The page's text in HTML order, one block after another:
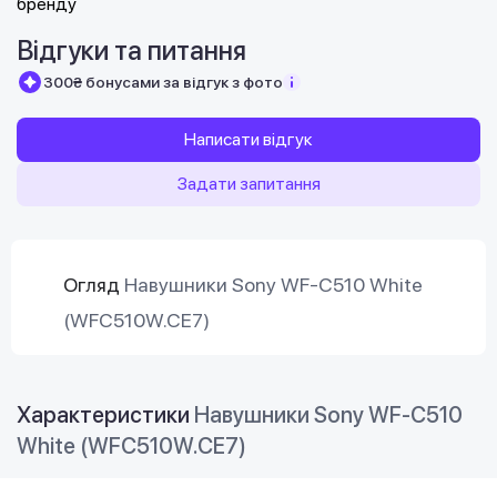
Відгуки та питання
300₴ бонусами за відгук з фото
Написати відгук
Задати запитання
Огляд Навушники Sony WF-C510 White
(WFC510W.CE7)
Характеристики Навушники Sony WF-C510
White (WFC510W.CE7)